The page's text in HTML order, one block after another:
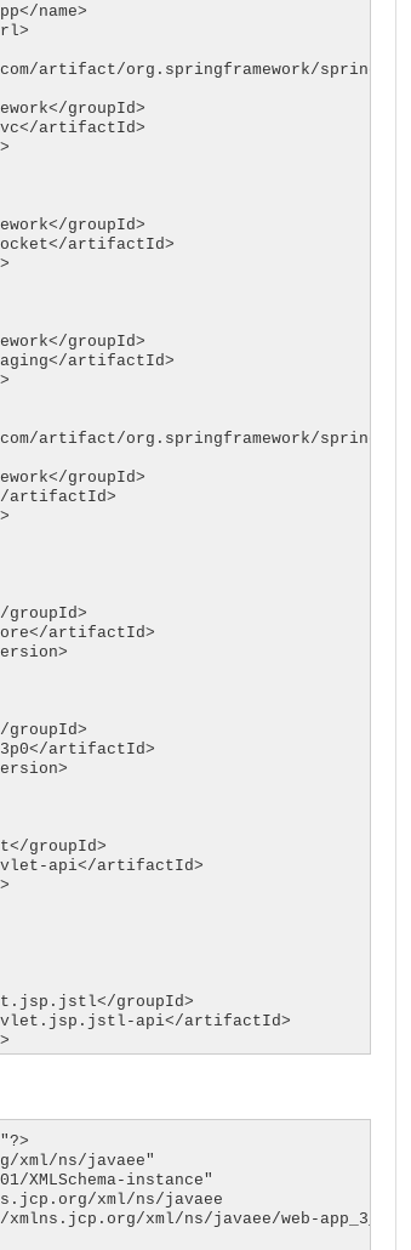
name>
artifact/org.springframework/spring-
groupId>
artifactId>
groupId>
artifactId>
groupId>
artifactId>
artifact/org.springframework/spring-
groupId>
artifactId>
groupId>
artifactId>
groupId>
artifactId>
groupId>
api</artifactId>
groupId>
api</artifactId>
groupId>
artifactId>
artifact/mysql/mysql-connector-java -->
xml/ns/javaee"
XMLSchema-instance"
xml/ns/javaee
xml/ns/javaee/web-